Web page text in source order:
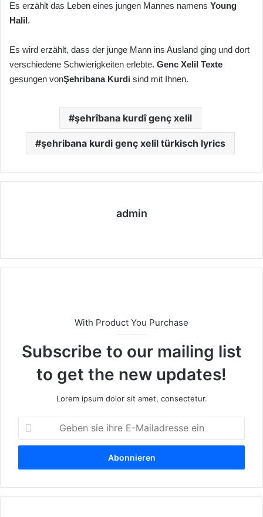
Es erzählt das Leben eines jungen Mannes namens Young
Halil.
Es wird erzählt, dass der junge Mann ins Ausland ging und dort
verschiedene Schwierigkeiten erlebte. Genc Xelil Texte
gesungen vonŞehribana Kurdi sind mit Ihnen.
şehrîbana kurdî genç xelil
şehribana kurdi genç xelil türkisch lyrics
admin
eit
With Product You Purchase
Subscribe to our mailing list
to get the new updates!
Lorem ipsum dolor sit amet, consectetur.
b
n
i